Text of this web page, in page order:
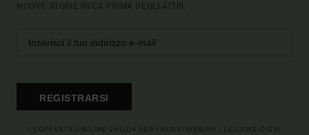
NUOVE STORIE RVCA PRIMA DEGLI ALTRI.
REGISTRARSI